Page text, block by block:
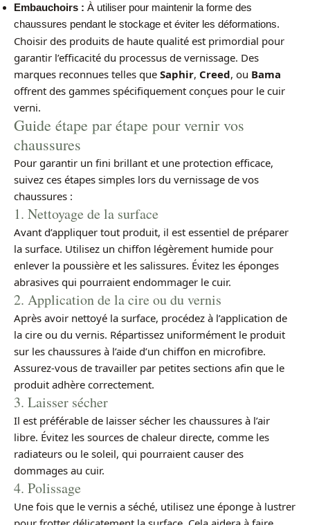
Embauchoirs : À utiliser pour maintenir la forme des
chaussures pendant le stockage et éviter les déformations.
Choisir des produits de haute qualité est primordial pour
garantir l’efficacité du processus de vernissage. Des
marques reconnues telles que Saphir, Creed, ou Bama
offrent des gammes spécifiquement conçues pour le cuir
verni.
Guide étape par étape pour vernir vos
chaussures
Pour garantir un fini brillant et une protection efficace,
suivez ces étapes simples lors du vernissage de vos
chaussures :
1. Nettoyage de la surface
Avant d’appliquer tout produit, il est essentiel de préparer
la surface. Utilisez un chiffon légèrement humide pour
enlever la poussière et les salissures. Évitez les éponges
abrasives qui pourraient endommager le cuir.
2. Application de la cire ou du vernis
Après avoir nettoyé la surface, procédez à l’application de
la cire ou du vernis. Répartissez uniformément le produit
sur les chaussures à l’aide d’un chiffon en microfibre.
Assurez-vous de travailler par petites sections afin que le
produit adhère correctement.
3. Laisser sécher
Il est préférable de laisser sécher les chaussures à l’air
libre. Évitez les sources de chaleur directe, comme les
radiateurs ou le soleil, qui pourraient causer des
dommages au cuir.
4. Polissage
Une fois que le vernis a séché, utilisez une éponge à lustrer